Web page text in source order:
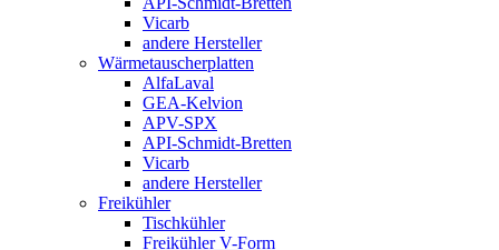
Vicarb
andere Hersteller
Wärmetauscherplatten
AlfaLaval
GEA-Kelvion
APV-SPX
API-Schmidt-Bretten
Vicarb
andere Hersteller
Freikühler
Tischkühler
Freikühler V-Form